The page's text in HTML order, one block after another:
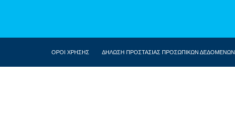
ΟΡΟΙ ΧΡΗΣΗΣ ΔΗΛΩΣΗ ΠΡΟΣΤΑΣΙΑΣ ΠΡΟΣΩΠΙΚΩΝ ΔΕΔΟΜΕΝΩΝ